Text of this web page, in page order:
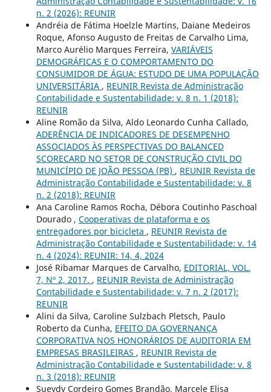
n. 2 (2026): REUNIR
Andréia de Fátima Hoelzle Martins, Daiane Medeiros
Roque, Afonso Augusto de Freitas de Carvalho Lima,
Marco Aurélio Marques Ferreira, VARIÁVEIS
DEMOGRÁFICAS E O COMPORTAMENTO DO
CONSUMIDOR DE ÁGUA: ESTUDO DE UMA POPULAÇÃO
UNIVERSITÁRIA , REUNIR Revista de Administração
Contabilidade e Sustentabilidade: v. 8 n. 1 (2018):
REUNIR
Aline Romão da Silva, Aldo Leonardo Cunha Callado,
ADERÊNCIA DE INDICADORES DE DESEMPENHO
ASSOCIADOS ÀS PERSPECTIVAS DO BALANCED
SCORECARD NO SETOR DE CONSTRUÇÃO CIVIL DO
MUNICÍPIO DE JOÃO PESSOA (PB) , REUNIR Revista de
Administração Contabilidade e Sustentabilidade: v. 8
n. 2 (2018): REUNIR
Ana Caroline Ramos Rocha, Débora Coutinho Paschoal
Dourado , Cooperativas de plataforma e os
entregadores por bicicleta , REUNIR Revista de
Administração Contabilidade e Sustentabilidade: v. 14
n. 4 (2024): REUNIR: 14, 4, 2024
José Ribamar Marques de Carvalho, EDITORIAL, VOL.
7, Nº 2, 2017. , REUNIR Revista de Administração
Contabilidade e Sustentabilidade: v. 7 n. 2 (2017):
REUNIR
Alini da Silva, Caroline Sulzbach Pletsch, Paulo
Roberto da Cunha, EFEITO DA GOVERNANÇA
CORPORATIVA NOS HONORÁRIOS DE AUDITORIA EM
EMPRESAS BRASILEIRAS , REUNIR Revista de
Administração Contabilidade e Sustentabilidade: v. 8
n. 3 (2018): REUNIR
Sueydy Cordeiro Gomes Brandão, Marcele Elisa